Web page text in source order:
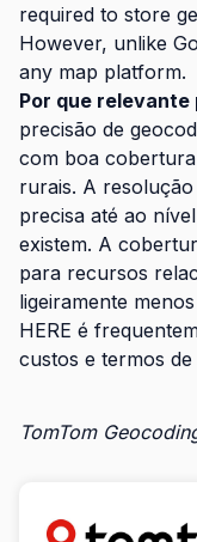
required to store
However, unlike
any map platform.
Por que relevante
precisão de
com boa
rurais. A
precisa até ao
existem. A
para recursos
ligeiramente
HERE é
custos e termos
TomTom